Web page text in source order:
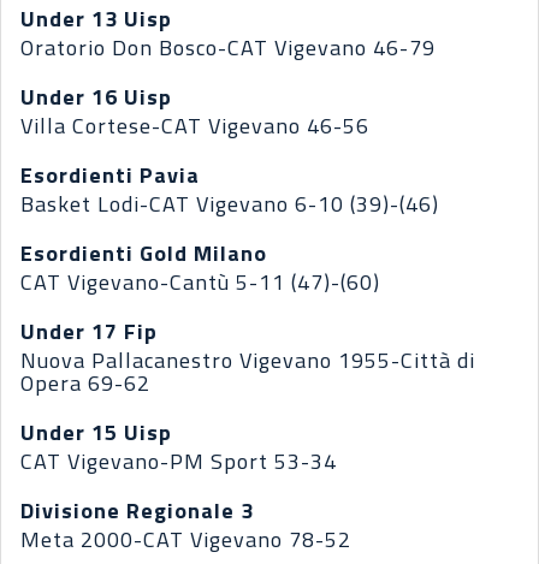
Under 13 Uisp
Oratorio Don Bosco-CAT Vigevano 46-79
Under 16 Uisp
Villa Cortese-CAT Vigevano 46-56
Esordienti Pavia
Basket Lodi-CAT Vigevano 6-10 (39)-(46)
Esordienti Gold Milano
CAT Vigevano-Cantù 5-11 (47)-(60)
Under 17 Fip
Nuova Pallacanestro Vigevano 1955-Città di
Opera 69-62
Under 15 Uisp
CAT Vigevano-PM Sport 53-34
Divisione Regionale 3
Meta 2000-CAT Vigevano 78-52